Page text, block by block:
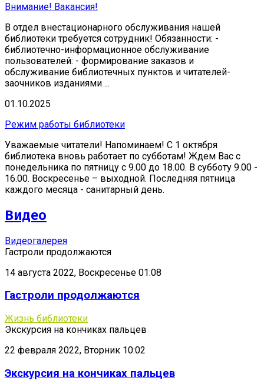
Внимание! Вакансия!
В отдел внестационарного обслуживания нашей
библиотеки требуется сотрудник! Обязанности: -
библиотечно-информационное обслуживание
пользователей: - формирование заказов и
обслуживание библиотечных пунктов и читателей-
заочников изданиями ...
01.10.2025
Режим работы библиотеки
Уважаемые читатели! Напоминаем! С 1 октября
библиотека вновь работает по субботам! Ждем Вас с
понедельника по пятницу с 9.00 до 18.00. В субботу 9.00 -
16.00. Воскресенье – выходной. Последняя пятница
каждого месяца - санитарный день.
Видео
Видеогалерея
Гастроли продолжаются
14 августа 2022, Воскресенье 01:08
Гастроли продолжаются
Жизнь библиотеки
Экскурсия на кончиках пальцев
22 февраля 2022, Вторник 10:02
Экскурсия на кончиках пальцев